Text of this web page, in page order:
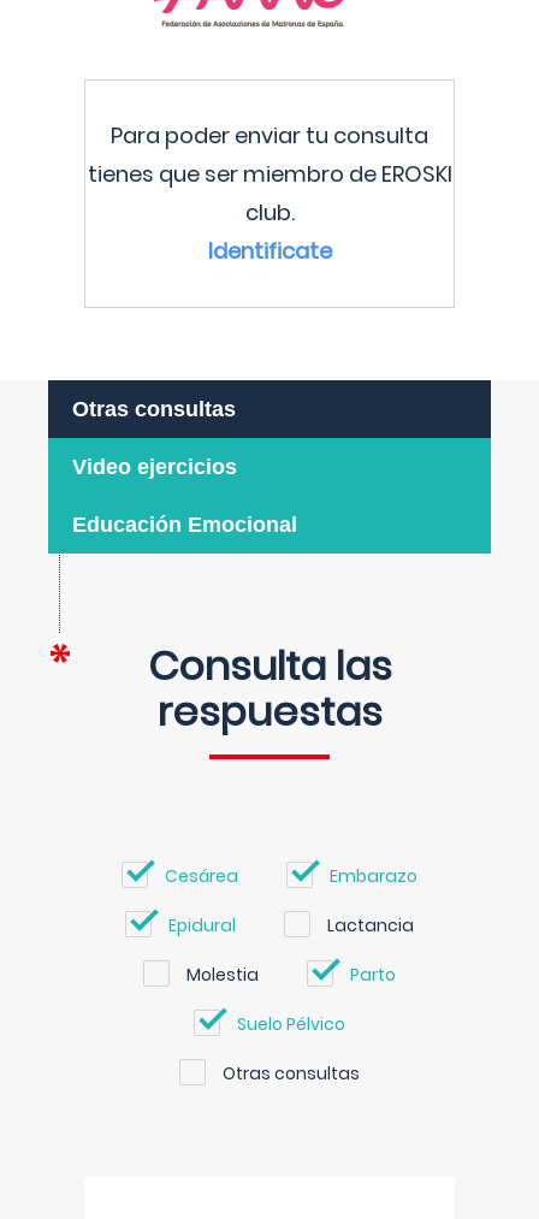
Para poder enviar tu consulta
tienes que ser miembro de EROSKI
club.
Identificate
Otras consultas
Video ejercicios
Educación Emocional
Consulta las
respuestas
Cesárea Embarazo
Epidural Lactancia
Molestia Parto
Suelo Pélvico
Otras consultas